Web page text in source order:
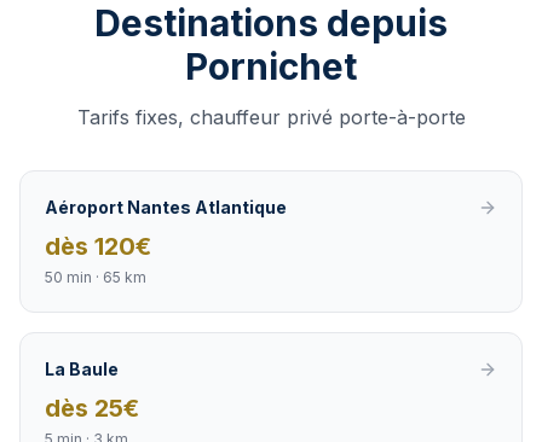
Destinations depuis
Pornichet
Tarifs fixes, chauffeur privé porte-à-porte
Aéroport Nantes Atlantique
dès 120€
50 min · 65 km
La Baule
dès 25€